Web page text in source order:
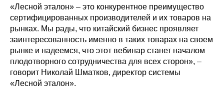
«Лесной эталон» – это конкурентное преимущество
сертифицированных производителей и их товаров на
рынках. Мы рады, что китайский бизнес проявляет
заинтересованность именно в таких товарах на своем
рынке и надеемся, что этот вебинар станет началом
плодотворного сотрудничества для всех сторон», –
говорит Николай Шматков, директор системы
«Лесной эталон».